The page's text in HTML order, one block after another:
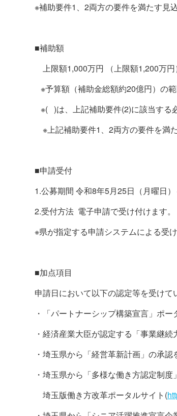
※補助要件1 、 2両方の要件を満たす見
■補助額
上限額1,000万円 （上限額1,200万円
※予算額（補助金総額約20億円）の
※( )は、上記補助要件(2)に該当する
※上記補助要件1 、 2両方の要件を満
■申請受付
1.公募期間 令和8年5月25日（月曜日
2.受付方法 電子申請で受け付けます。
※県が指定する申請システムによる受
■加点項目
申請日において以下の認定等を受けて
・「パートナーシップ構築宣言」ポー
・経済産業大臣が認定する「事業継
・埼玉県から「経営革新計画」の承認
・埼玉県から「多様な働き方認定制
埼玉版働き方改革ポータルサイト (